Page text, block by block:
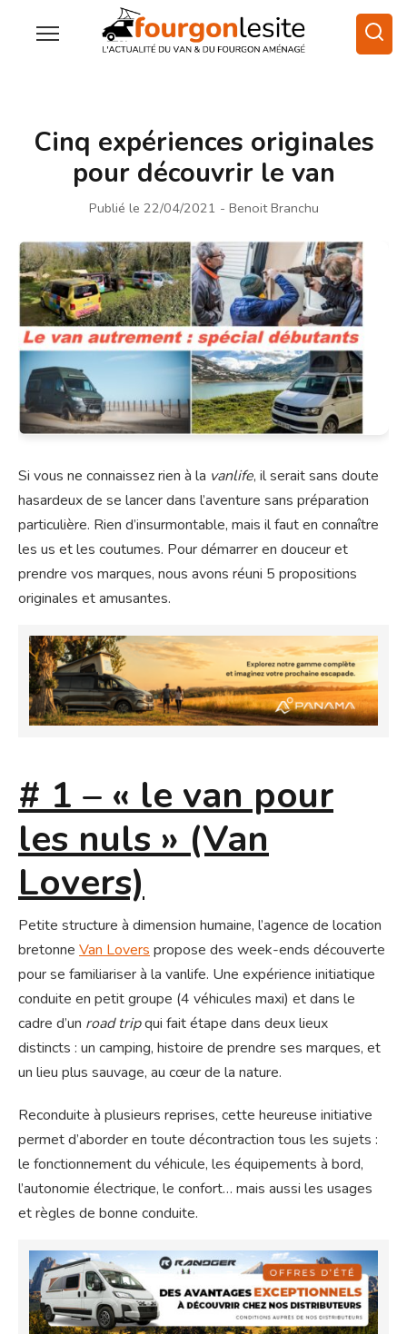
Cinq expériences originales
pour découvrir le van
Publié le 22/04/2021 - Benoit Branchu
Si vous ne connaissez rien à la vanlife, il serait sans doute
hasardeux de se lancer dans l’aventure sans préparation
particulière. Rien d’insurmontable, mais il faut en connaître
les us et les coutumes. Pour démarrer en douceur et
prendre vos marques, nous avons réuni 5 propositions
originales et amusantes.
# 1 – « le van pour
les nuls » (Van
Lovers)
Petite structure à dimension humaine, l’agence de location
bretonne Van Lovers propose des week-ends découverte
pour se familiariser à la vanlife. Une expérience initiatique
conduite en petit groupe (4 véhicules maxi) et dans le
cadre d’un road tripqui fait étape dans deux lieux
distincts : un camping, histoire de prendre ses marques, et
un lieu plus sauvage, au cœur de la nature.
Reconduite à plusieurs reprises, cette heureuse initiative
permet d’aborder en toute décontraction tous les sujets :
le fonctionnement du véhicule, les équipements à bord,
l’autonomie électrique, le confort… mais aussi les usages
et règles de bonne conduite.